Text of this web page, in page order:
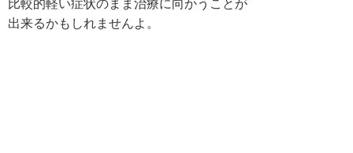
比較的軽い症状のまま 治療に向かうことが
出来るかも しれませんよ。